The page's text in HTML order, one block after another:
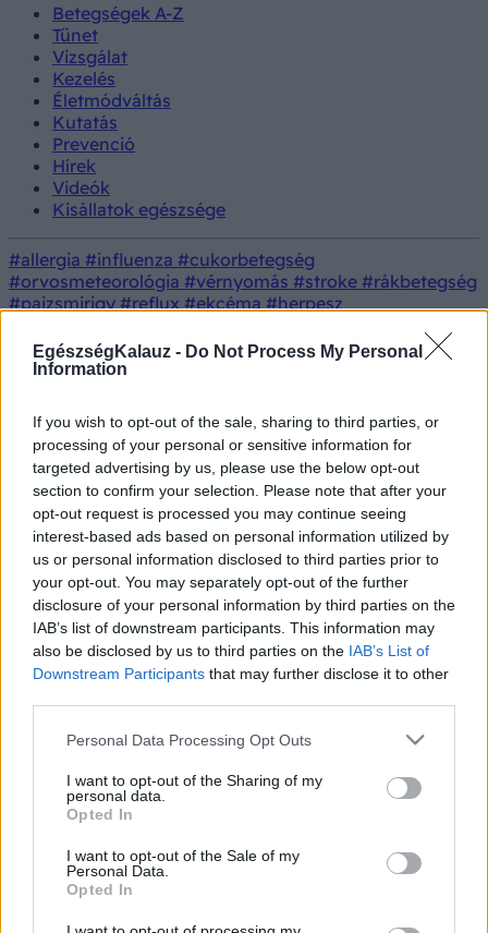
EgészségKalauz - Do Not Process My Personal
Information
If you wish to opt-out of the sale, sharing to third parties, or
processing of your personal or sensitive information for
targeted advertising by us, please use the below opt-out
section to confirm your selection. Please note that after your
opt-out request is processed you may continue seeing
interest-based ads based on personal information utilized by
us or personal information disclosed to third parties prior to
your opt-out. You may separately opt-out of the further
disclosure of your personal information by third parties on the
IAB’s list of downstream participants. This information may
also be disclosed by us to third parties on the IAB’s List of
Downstream Participants that may further disclose it to other
Please note that this website/app uses one or more Google
not limited to your visit or usage behaviour. You may click to
grant or deny consent to Google and its third-party tags to
use your data for below specified purposes in below Google
consent section.
Personal Data Processing Opt Outs
I want to opt-out of the Sharing of my
personal data.
Opted In
I want to opt-out of the Sale of my
Personal Data.
Opted In
Betegségek A-Z
Tünet
Vizsgálat
Kezelés
Életmódváltás
Kutatás
Prevenció
Hírek
Videók
Kisállatok egészsége
#allergia #influenza #cukorbetegség
#orvosmeteorológia #vérnyomás #stroke #rákbetegség
#pajzsmirigy #reflux #ekcéma #herpesz
Tünet Orvos válaszol Felnőttkori ADHD
Orvos válaszol
2014. június 02. 15:44
Módosítva: 2015. november 04. 13:49
Megosztás
Küldés Küldés Messengeren
Egészségkalauz
Kérdés: Tisztelt doktor Úr!
kiderült hogy ezek valószínűleg az ADHD
eredményei. Utóbbi a koraszülés és a születési trauma
folytán alakulhatott ki. Egész életemben